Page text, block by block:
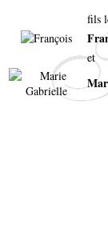
fils
et